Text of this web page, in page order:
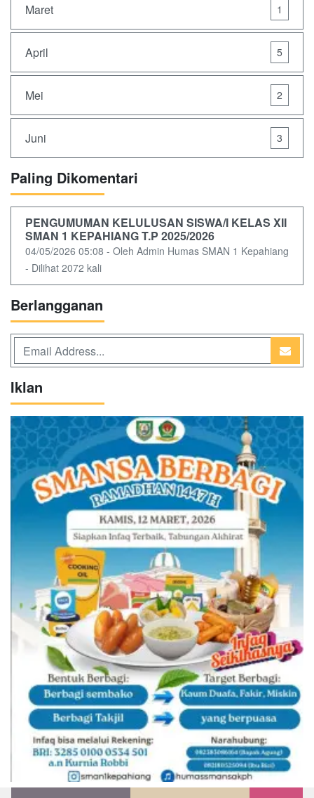
Maret 1
April 5
Mei 2
Juni 3
Paling Dikomentari
PENGUMUMAN KELULUSAN SISWA/I KELAS XII
SMAN 1 KEPAHIANG T.P 2025/2026
04/05/2026 05:08 - Oleh Admin Humas SMAN 1 Kepahiang
- Dilihat 2072 kali
Berlangganan
Iklan